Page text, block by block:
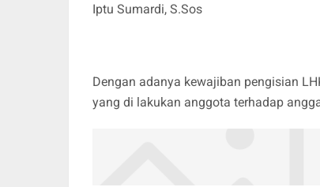
Iptu Sumardi, S.Sos
Dengan adanya kewajiban pengisian
yang di lakukan anggota terhadap